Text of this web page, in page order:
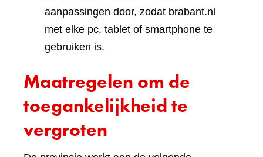
aanpassingen door, zodat brabant.nl
met elke pc, tablet of smartphone te
gebruiken is.
Maatregelen om de
toegankelijkheid te
vergroten